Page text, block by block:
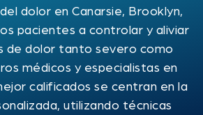
dolor en Canarsie, Brooklyn,
pacientes a controlar y aliviar
de dolor tanto severo como
médicos y especialistas en
calificados se centran en la
utilizando técnicas